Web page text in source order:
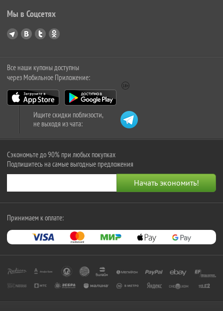
Мы в Соцсетях
Все наши купоны доступны
через Мобильное Приложение:
Ищите скидки поблизости,
не выходя из чата:
Сэкономьте до 90% при любых покупках
Подпишитесь на самые выгодные предложения
Принимаем к оплате: